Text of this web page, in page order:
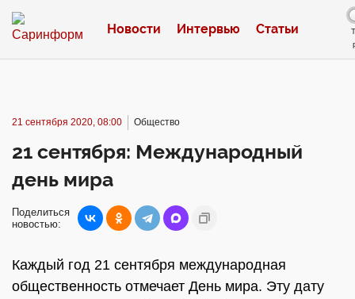
Новости Интервью Статьи
21 сентября 2020, 08:00 Общество
21 сентября: Международный
день мира
Поделиться
новостью:
Каждый год 21 сентября международная
общественность отмечает День мира. Эту дату